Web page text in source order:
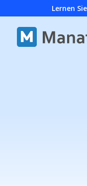
Lernen